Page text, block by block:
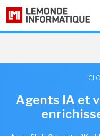
Agents IA et